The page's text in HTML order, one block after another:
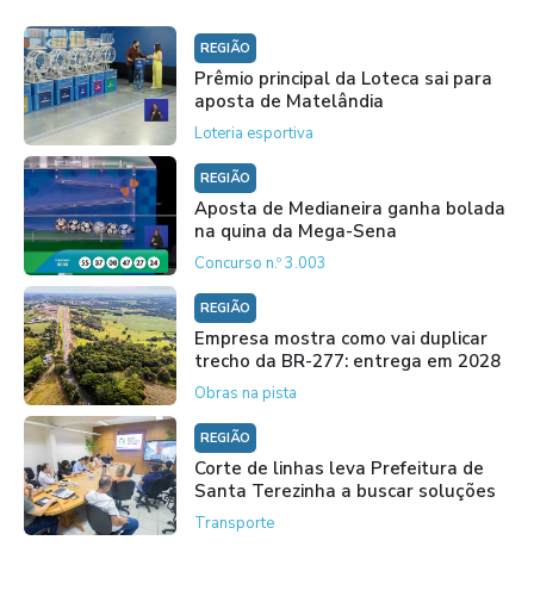
REGIÃO
Prêmio principal da Loteca sai para
aposta de Matelândia
Loteria esportiva
REGIÃO
Aposta de Medianeira ganha bolada
na quina da Mega-Sena
Concurso n.º 3.003
REGIÃO
Empresa mostra como vai duplicar
trecho da BR-277: entrega em 2028
Obras na pista
REGIÃO
Corte de linhas leva Prefeitura de
Santa Terezinha a buscar soluções
Transporte